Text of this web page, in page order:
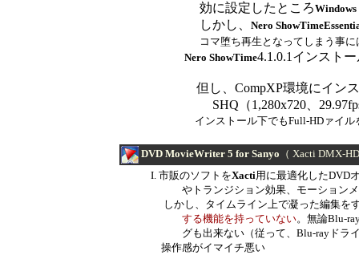
効に設定したところ
しかし、 Nero
コマ堕ち再生となってしまう事
Nero ShowTime4.1.0.1インスト
但し、CompXP環境にインス
SHQ（1,280x720、29.97fps）
インストール下でもFull-HDァイル
DVD MovieWriter 5 for Sanyo （ Xacti DMX-
I. 市販のソフトをXacti用に最適化したDVD
やトランジション効果、モーションメニ
しかし、タイムライン上で凝った編集をす
する機能を持っていない。無論Blu-
グも出来ない（従って、Blu-rayドライブ
操作感がイマイチ悪い